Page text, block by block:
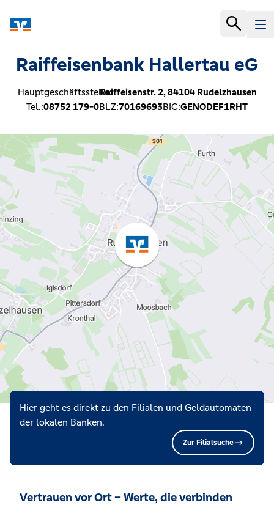
Raiffeisenbank Hallertau eG
Hauptgeschäftsstelle:Raiffeisenstr. 2,84104 Rudelzhausen
Tel.:08752 179-0BLZ:70169693BIC:GENODEF1RHT
Hier geht es direkt zu den Filialen und Geldautomaten
der lokalen Banken.
Zur Filialsuche
Vertrauen vor Ort – Werte, die verbinden